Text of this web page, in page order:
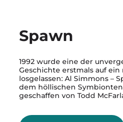
Spawn
1992 wurde eine der
Geschichte erstmals auf
losgelassen: Al Simmons –
dem höllischen
geschaffen von Todd